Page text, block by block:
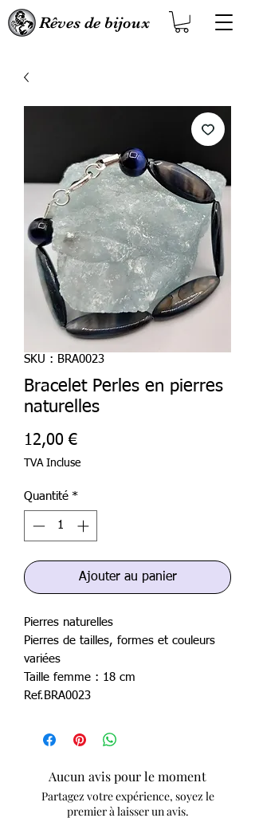
Rêves de bijoux
SKU : BRA0023
Bracelet Perles en pierres
naturelles
12,00 €Prix
TVA Incluse
Quantité *
Ajouter au panier
Pierres naturelles
Pierres de tailles, formes et couleurs
variées
Taille femme : 18 cm
Ref.BRA0023
Aucun avis pour le moment
Partagez votre expérience, soyez le
premier à laisser un avis.